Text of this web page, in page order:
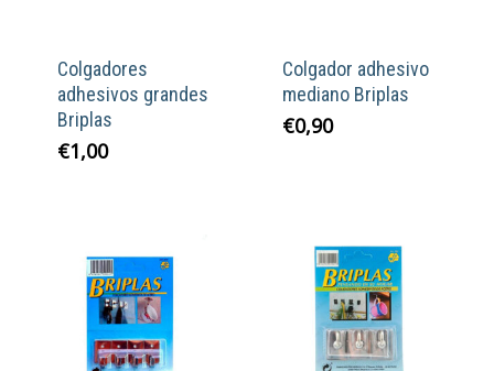
Colgadores
adhesivos grandes
Briplas
€1,00
Colgador adhesivo
mediano Briplas
€0,90